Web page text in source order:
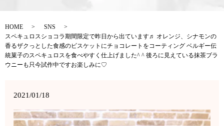
HOME
SNS
スペキュロスショコラ期間限定で昨日から出ています♬ オレンジ、シナモンの
香るザクっとした食感のビスケットにチョコレートをコーティング ベルギー伝
統菓子のスペキュロスを食べやすく仕上げました^ ^ 後ろに見えている抹茶ブラ
ウニーも只今試作中ですお楽しみに♡
2021/01/18